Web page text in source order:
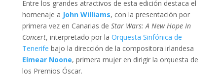
Entre los grandes atractivos de esta edición destaca el
homenaje a John Williams, con la presentación por
primera vez en Canarias de Star Wars: A New Hope In
Concert, interpretado por la Orquesta Sinfónica de
Tenerife bajo la dirección de la compositora irlandesa
Eímear Noone, primera mujer en dirigir la orquesta de
los Premios Óscar.